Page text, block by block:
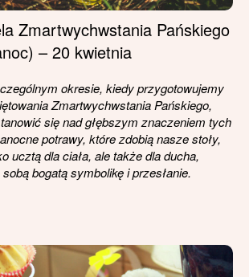
Zmartwychwstania Pańskiego
– 20 kwietnia
okresie, kiedy przygotowujemy
Zmartwychwstania Pańskiego,
się nad głębszym znaczeniem tych
potrawy, które zdobią nasze stoły,
ucztą dla ciała, ale także dla ducha,
bogatą symbolikę i przesłanie.